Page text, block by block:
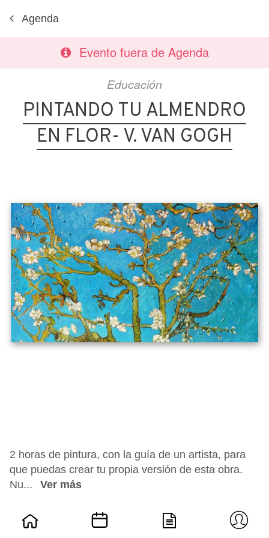
Agenda
Evento fuera de Agenda
Educación
PINTANDO TU ALMENDRO
EN FLOR- V. VAN GOGH
2 horas de pintura, con la guía de un artista, para
que puedas crear tu propia versión de esta obra.
Nu...
Ver más